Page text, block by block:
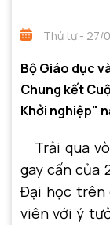
Thứ tư - 27/
Bộ Giáo dục
Chung kết
Khởi nghiệp"
Trải qua
gay cấn của
Đại học trên
viên với ý